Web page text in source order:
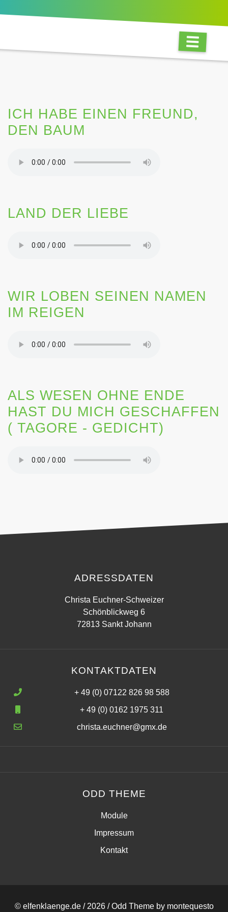
ICH HABE EINEN FREUND,
DEN BAUM
LAND DER LIEBE
WIR LOBEN SEINEN NAMEN
IM REIGEN
ALS WESEN OHNE ENDE
HAST DU MICH GESCHAFFEN
( TAGORE - GEDICHT)
ADRESSDATEN
Christa Euchner-Schweizer
Schönblickweg 6
72813 Sankt Johann
KONTAKTDATEN
+ 49 (0) 07122 826 98 588
+ 49 (0) 0162 1975 311
christa.euchner@gmx.de
ODD THEME
Module
Impressum
Kontakt
© elfenklaenge.de / 2026 /Odd Themeby montequesto